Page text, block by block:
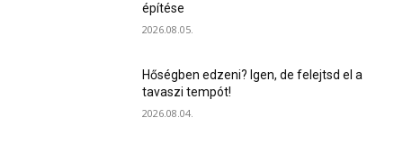
építése
2026.08.05.
Hőségben edzeni? Igen, de felejtsd el a
tavaszi tempót!
2026.08.04.